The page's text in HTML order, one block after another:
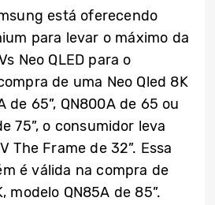
está oferecendo
para levar o máximo da
Neo QLED para o
de uma Neo Qled 8K
de 65”, QN800A de 65 ou
75”, o consumidor leva
The Frame de 32”. Essa
é válida na compra de
modelo QN85A de 85”.